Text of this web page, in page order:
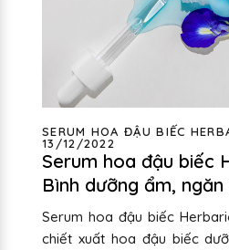
SERUM HOA ĐẬU BIẾC
13/12/2022
Serum hoa đậu biếc
Bình dưỡng ẩm,
Serum hoa đậu biếc
chiết xuất hoa đậu biếc